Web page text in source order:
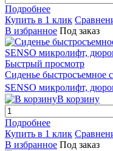
Подробнее
Купить в 1 клик
В избранное Под заказ
Быстрый просмотр
Сиденье быстросъемное
SENSO микролифт,
В корзину
Подробнее
Купить в 1 клик
В избранное Под заказ